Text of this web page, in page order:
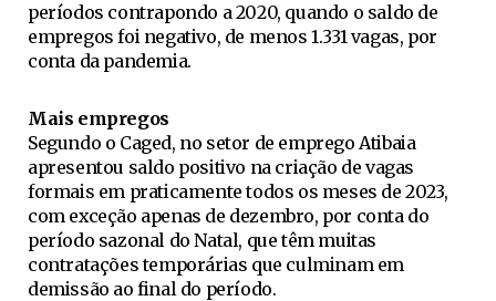
períodos contrapondo a 2020, quando o saldo de
empregos foi negativo, de menos 1.331 vagas, por
conta da pandemia.
Mais empregos
Segundo o Caged, no setor de emprego Atibaia
apresentou saldo positivo na criação de vagas
formais em praticamente todos os meses de 2023,
com exceção apenas de dezembro, por conta do
período sazonal do Natal, que têm muitas
contratações temporárias que culminam em
demissão ao final do período.